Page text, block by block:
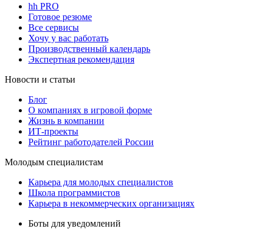
hh PRO
Готовое резюме
Все сервисы
Хочу у вас работать
Производственный календарь
Экспертная рекомендация
Новости и статьи
Блог
О компаниях в игровой форме
Жизнь в компании
ИТ-проекты
Рейтинг работодателей России
Молодым специалистам
Карьера для молодых специалистов
Школа программистов
Карьера в некоммерческих организациях
Боты для уведомлений